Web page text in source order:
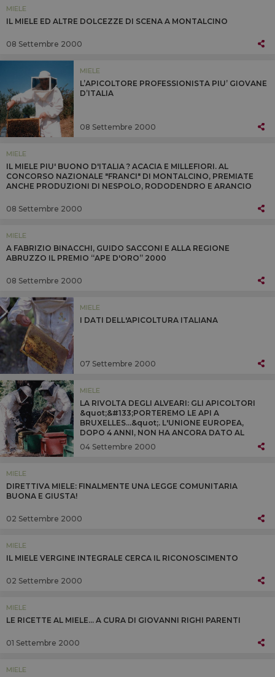
MIELE
IL MIELE ED ALTRE DOLCEZZE DI SCENA A MONTALCINO
08 Settembre 2000
MIELE
L’APICOLTORE PROFESSIONISTA PIU’ GIOVANE
D’ITALIA
08 Settembre 2000
MIELE
IL MIELE PIU' BUONO D'ITALIA ? ACACIA E MILLEFIORI. AL
CONCORSO NAZIONALE "FRANCI" DI MONTALCINO, PREMIATE
ANCHE PRODUZIONI DI NESPOLO, RODODENDRO E ARANCIO
08 Settembre 2000
MIELE
A FABRIZIO BINACCHI, GUIDO SACCONI E ALLA REGIONE
ABRUZZO IL PREMIO “APE D'ORO” 2000
08 Settembre 2000
MIELE
I DATI DELL'APICOLTURA ITALIANA
07 Settembre 2000
MIELE
LA RIVOLTA DEGLI ALVEARI: GLI APICOLTORI
&quot;&#133;PORTEREMO LE API A
BRUXELLES...&quot;. L'UNIONE EUROPEA,
DOPO 4 ANNI, NON HA ANCORA DATO AL
MIELE VERGINE INTEGRALE ITALIANO
L'ATTESTAZIONE DI &quot;SPECIALITA'
04 Settembre 2000
MIELE
DIRETTIVA MIELE: FINALMENTE UNA LEGGE COMUNITARIA
BUONA E GIUSTA!
02 Settembre 2000
MIELE
IL MIELE VERGINE INTEGRALE CERCA IL RICONOSCIMENTO
02 Settembre 2000
MIELE
LE RICETTE AL MIELE... A CURA DI GIOVANNI RIGHI PARENTI
01 Settembre 2000
MIELE